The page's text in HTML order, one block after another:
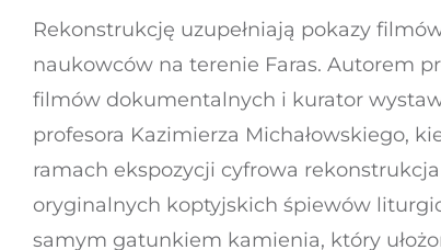
Rekonstrukcję uzupełniają pokazy
naukowców na terenie Faras. Autorem
filmów dokumentalnych i kurator
profesora Kazimierza Michałowskiego,
ramach ekspozycji cyfrowa
oryginalnych koptyjskich śpiewów
samym gatunkiem kamienia, który